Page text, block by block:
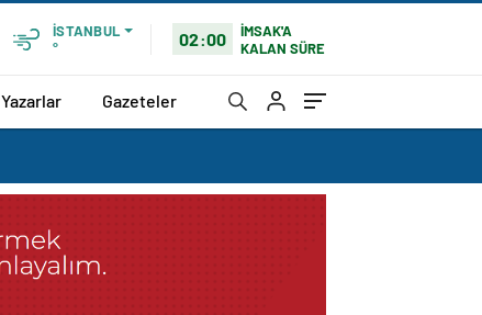
İSTANBUL
°
02:00
İMSAK'A
KALAN SÜRE
Yazarlar Gazeteler